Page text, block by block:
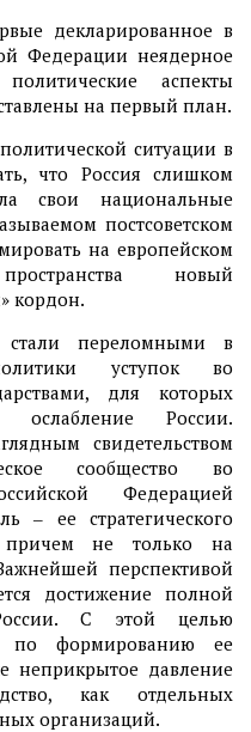
декларированное в
Федерации неядерное
аспекты
на первый план.
ситуации в
что Россия слишком
свои национальные
постсоветском
на европейском
новый
кордон.
стали переломными в
уступок во
для которых
ослабление России.
свидетельством
сообщество во
Федерацией
‒ ее стратегического
причем не только на
перспективой
достижение полной
С этой целью
по формированию ее
неприкрытое давление
как отдельных
организаций.